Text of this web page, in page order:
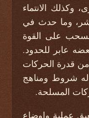
وكذلك الانتماء
وما حدث في
على القوة
عابر للحدود.
من قدرة الحركات
له شروط ومناهج
المسلحة.
عملية واوضاع